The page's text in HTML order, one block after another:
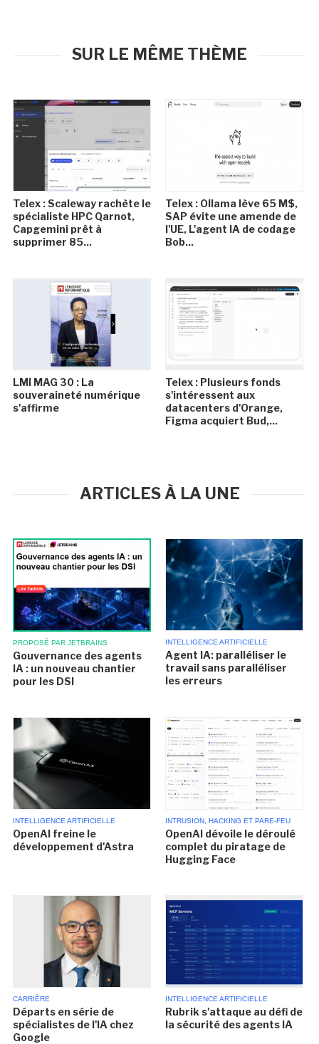
SUR LE MÊME THÈME
Telex : Scaleway rachète le
spécialiste HPC Qarnot,
Capgemini prêt à
supprimer 85...
Telex : Ollama lève 65 M$,
SAP évite une amende de
l'UE, L'agent IA de codage
Bob...
LMI MAG 30 : La
souveraineté numérique
s'affirme
Telex : Plusieurs fonds
s'intéressent aux
datacenters d'Orange,
Figma acquiert Bud,...
ARTICLES À LA UNE
PROPOSÉ PAR JETBRAINS
Gouvernance des agents
IA : un nouveau chantier
pour les DSI
INTELLIGENCE ARTIFICIELLE
Agent IA: paralléliser le
travail sans paralléliser
les erreurs
INTELLIGENCE ARTIFICIELLE
OpenAI freine le
développement d'Astra
INTRUSION, HACKING ET PARE-FEU
OpenAI dévoile le déroulé
complet du piratage de
Hugging Face
CARRIÈRE
Départs en série de
spécialistes de l'IA chez
Google
INTELLIGENCE ARTIFICIELLE
Rubrik s'attaque au défi de
la sécurité des agents IA